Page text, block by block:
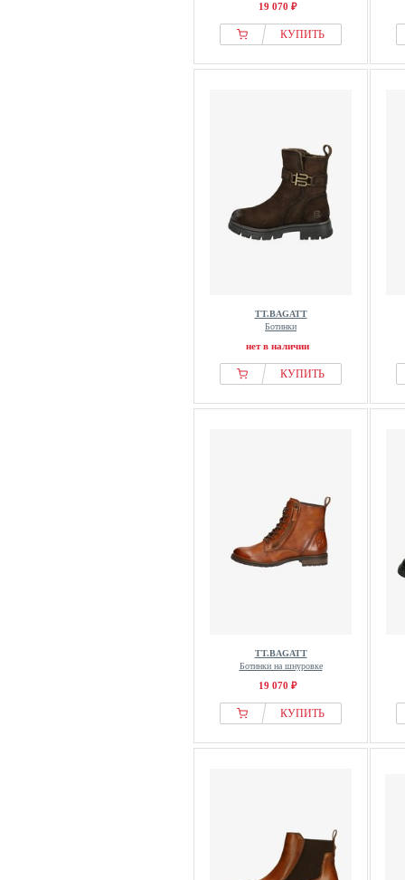
19 070 ₽
КУПИТЬ
TT.BAGATT
Ботинки
нет в наличии
КУПИТЬ
TT.BAGATT
Ботинки на шнуровке
19 070 ₽
КУПИТЬ